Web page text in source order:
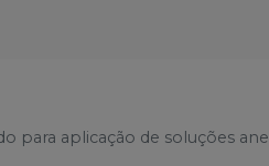
para aplicação de soluções